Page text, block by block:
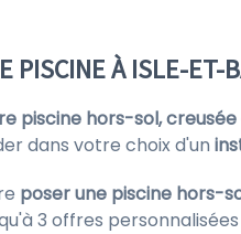
PISCINE À ISLE-ET-
piscine hors-sol, creusée
dans votre choix d'un
poser une piscine hors-
3 offres